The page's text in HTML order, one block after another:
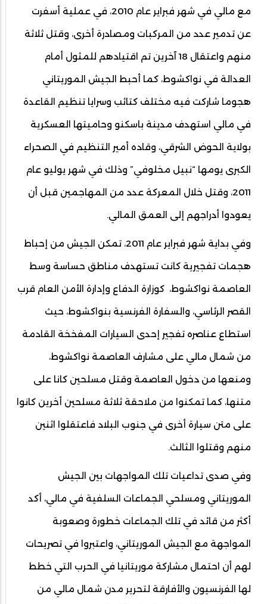
مع مالي في شهر فبراير عام 2010، في عملية أسفرت
عن تدمير عدد من المركبات ومصادرة أخرى، وقتل ثلاثة
منهم واعتقال 18 آخرين تم اقتيادهم للمثول أمام
العدالة في نواكشوط، كما أحبط الجيش الموريتاني
هجوما شاركت فيه مختلف كتائب وسرايا تنظيم القاعدة
في مالي استهدف مدينة باسكنو وحاميتها العسكرية
بولاية الحوض الشرقي، وقاده أمير التنظيم في الصحراء
الكبرى يومها “نبيل مخلوفي” وذلك في شهر يوليو عام
2011، وقتل خلال المعركة عدد من المهاجمين قبل أن
يعودوا أدراجهم إلى العمق المالي.
وفي بداية شهر فبراير عام 2011، تمكن الجيش من إحباط
هجمات تفجيرية كانت تستهدف مناطق حساسة وسط
العاصمة نواكشوط، كوزارة الدفاع وإدارة الأمن العام قرب
القصر الرئاسي، والسفارة الفرنسية بنواكشوط، حيث
استطاع عناصره تفجير إحدى السيارات المفخخة القادمة
من شمال مالي على مشارف العاصمة نواكشوط،
ومنعها من دخول العاصمة وقتل مسلحين كانا على
متنها، كما تمكنوا من ملاحقة ثلاثة مسلحين أخرين كانوا
على متن سيارة أخرى في جنوب البلاد فاعتقلوا اثنين
منهم وقتلوا الثالث.
وفي صدى تداعيات تلك المواجهات بين الجيش
الموريتاني ومسلحي الجماعات السلفية في مالي، أكد
أكثر من قائد في تلك الجماعات خطورة وصعوبة
المواجهة مع الجيش الموريتاني، واعتبروا في تصريحات
لهم أن احتمال مشاركة موريتانيا في الحرب التي خطط
لها الفرنسيون والأفارقة لتحرير مدن شمال مالي من